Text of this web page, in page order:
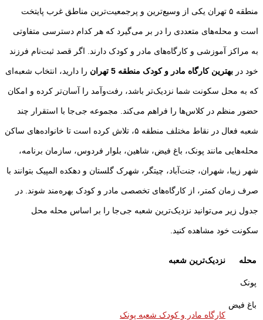
منطقه ۵ تهران یکی از وسیع‌ترین و پرجمعیت‌ترین مناطق غرب پایتخت
است و محله‌های متعددی را در بر می‌گیرد که هر کدام دسترسی متفاوتی
به مراکز آموزشی و کارگاه‌های مادر و کودک دارند. اگر قصد ثبت‌نام فرزند
خود در بهترین کارگاه مادر و کودک منطقه 5 تهران را دارید، انتخاب شعبه‌ای
که به محل سکونت شما نزدیک‌تر باشد، رفت‌وآمد را آسان‌تر کرده و امکان
حضور منظم در کلاس‌ها را فراهم می‌کند. مجموعه جی‌جا با استقرار چند
شعبه فعال در نقاط مختلف منطقه ۵، تلاش کرده است تا خانواده‌های ساکن
محله‌هایی مانند پونک، باغ فیض، شاهین، بلوار فردوس، سازمان برنامه،
شهر زیبا، شهران، جنت‌آباد، چیتگر، شهرک گلستان و دهکده المپیک بتوانند با
صرف زمان کمتر، از کارگاه‌های تخصصی مادر و کودک بهره‌مند شوند. در
جدول زیر می‌توانید نزدیک‌ترین شعبه جی‌جا را بر اساس محله محل
سکونت خود مشاهده کنید.
محله نزدیک‌ترین شعبه
پونک
کارگاه مادر و کودک شعبه پونک
باغ فیض